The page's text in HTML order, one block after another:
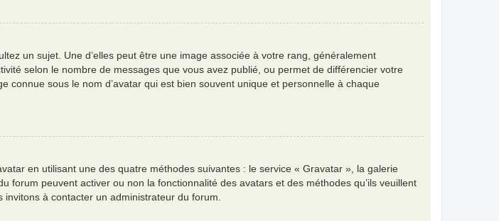
un sujet. Une d’elles peut être une image associée à votre rang, généralement
selon le nombre de messages que vous avez publié, ou permet de différencier votre
connue sous le nom d’avatar qui est bien souvent unique et personnelle à chaque
en utilisant une des quatre méthodes suivantes : le service « Gravatar », la galerie
forum peuvent activer ou non la fonctionnalité des avatars et des méthodes qu’ils veuillent
à contacter un administrateur du forum.